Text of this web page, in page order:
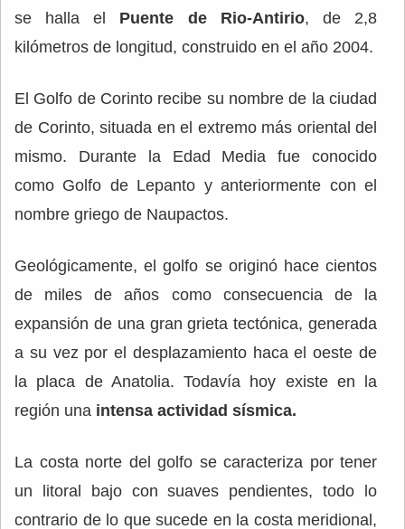
se halla el Puente de Rio-Antirio, de 2,8
kilómetros de longitud, construido en el año 2004.
El Golfo de Corinto recibe su nombre de la ciudad
de Corinto, situada en el extremo más oriental del
mismo. Durante la Edad Media fue conocido
como Golfo de Lepanto y anteriormente con el
nombre griego de Naupactos.
Geológicamente, el golfo se originó hace cientos
de miles de años como consecuencia de la
expansión de una gran grieta tectónica, generada
a su vez por el desplazamiento haca el oeste de
la placa de Anatolia. Todavía hoy existe en la
región una intensa actividad sísmica.
La costa norte del golfo se caracteriza por tener
un litoral bajo con suaves pendientes, todo lo
contrario de lo que sucede en la costa meridional,